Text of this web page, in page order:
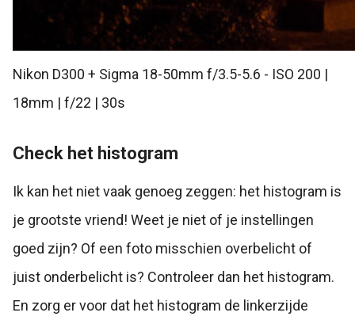
Nikon D300 + Sigma 18-50mm f/3.5-5.6 - ISO 200 |
18mm | f/22 | 30s
Check het histogram
Ik kan het niet vaak genoeg zeggen: het histogram is
je grootste vriend! Weet je niet of je instellingen
goed zijn? Of een foto misschien overbelicht of
juist onderbelicht is? Controleer dan het histogram.
En zorg er voor dat het histogram de linkerzijde